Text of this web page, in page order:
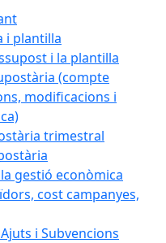
i plantilla
i la plantilla
(compte
modificacions i
trimestral
gestió econòmica
cost campanyes,
i Subvencions